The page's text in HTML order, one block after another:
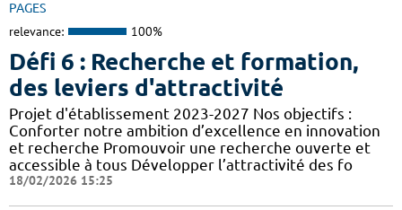
PAGES
relevance: 100%
Défi 6 : Recherche et formation,
des leviers d'attractivité
Projet d'établissement 2023-2027 Nos objectifs :
Conforter notre ambition d’excellence en innovation
et recherche Promouvoir une recherche ouverte et
accessible à tous Développer l’attractivité des fo
18/02/2026 15:25